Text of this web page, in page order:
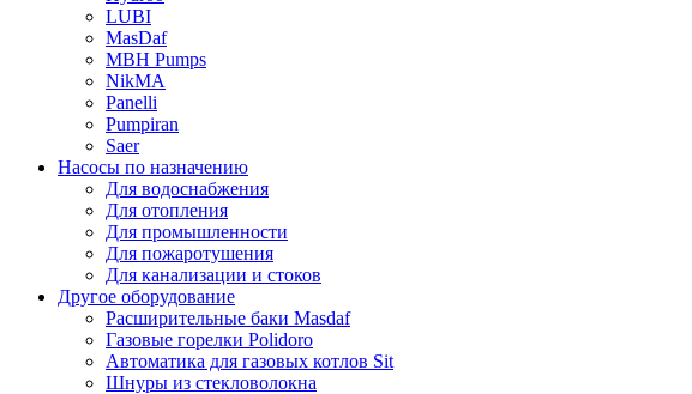
LUBI
MasDaf
MBH Pumps
NikMA
Panelli
Pumpiran
Saer
Насосы по назначению
Для водоснабжения
Для отопления
Для промышленности
Для пожаротушения
Для канализации и стоков
Другое оборудование
Расширительные баки Masdaf
Газовые горелки Polidoro
Автоматика для газовых котлов Sit
Шнуры из стекловолокна